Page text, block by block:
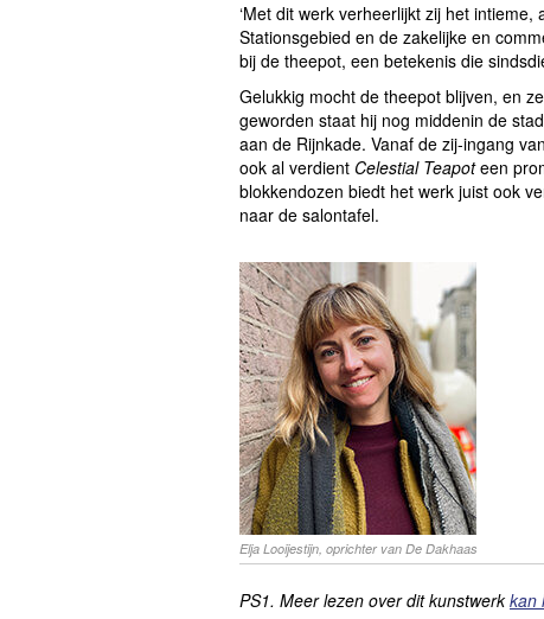
‘Met dit werk verheerlijkt zij het
Stationsgebied en de zakelijke en
bij de theepot, een betekenis die
Gelukkig mocht de theepot blijven, en
geworden staat hij nog middenin de
aan de Rijnkade. Vanaf de zij-ingang
ook al verdient Celestial Teapoteen
blokkendozen biedt het werk juist ook
naar de salontafel.
Elja Looijestijn, oprichter van De Dakhaas
PS1. Meer lezen over dit kunstwerkkan